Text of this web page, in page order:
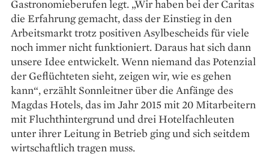
Gas­tronomieberufen legt. „Wir haben bei der Caritas
die Erfahrung gemacht, dass der Einstieg in den
Arbeitsmarkt trotz positiven Asylbescheids für viele
noch immer nicht funktioniert. Daraus hat sich dann
unsere Idee entwickelt. Wenn niemand das Potenzial
der Geflüchteten sieht, zeigen wir, wie es gehen
kann“, erzählt Sonnleitner über die Anfänge des
Magdas Hotels, das im Jahr 2015 mit 20 Mitarbeitern
mit Fluchthintergrund und drei Hotelfachleuten
unter ihrer Leitung in Betrieb ging und sich seitdem
wirtschaftlich tragen muss.